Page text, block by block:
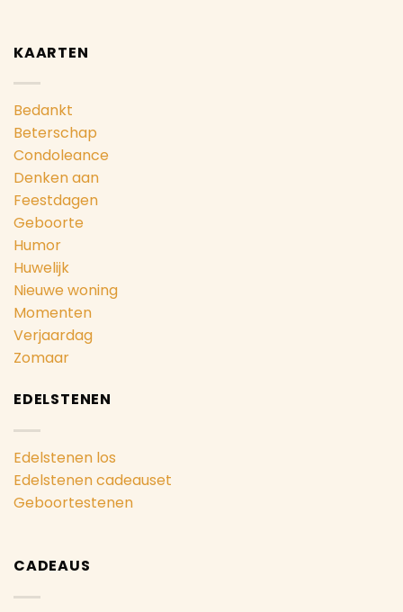
KAARTEN
Bedankt
Beterschap
Condoleance
Denken aan
Feestdagen
Geboorte
Humor
Huwelijk
Nieuwe woning
Momenten
Verjaardag
Zomaar
EDELSTENEN
Edelstenen los
Edelstenen cadeauset
Geboortestenen
CADEAUS